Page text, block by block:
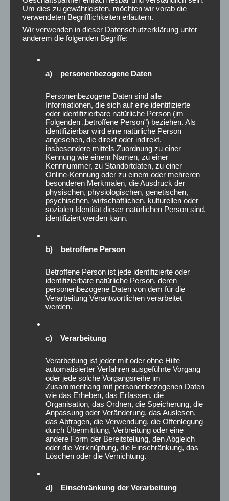
AKTUELLES
navigation
Neue Rückenschule nach KddR
– Rückengesundheit
biopsychosozial gedacht 🎯
Autogenes Training –
mentales Training für Fokus,
Ruhe und Selbstregulation 🧘
August 2026
April 2026
März 2026
Januar 2026
Dezember 2025
Oktober 2025
September 2025
August 2025
April 2025
März 2025
Februar 2025
Januar 2025
Dezember 2024
Um dies zu gewährleisten, möchten wir vorab die
verwendeten Begrifflichkeiten erläutern.
Wir verwenden in dieser Datenschutzerklärung unter
anderem die folgenden Begriffe:
a) personenbezogene Daten
Personenbezogene Daten sind alle
Informationen, die sich auf eine identifizierte
oder identifizierbare natürliche Person (im
Folgenden „betroffene Person") beziehen. Als
identifizierbar wird eine natürliche Person
angesehen, die direkt oder indirekt,
insbesondere mittels Zuordnung zu einer
Kennung wie einem Namen, zu einer
Kennnummer, zu Standortdaten, zu einer
Online-Kennung oder zu einem oder mehreren
besonderen Merkmalen, die Ausdruck der
physischen, physiologischen, genetischen,
psychischen, wirtschaftlichen, kulturellen oder
sozialen Identität dieser natürlichen Person sind,
identifiziert werden kann.
b) betroffene Person
Betroffene Person ist jede identifizierte oder
identifizierbare natürliche Person, deren
personenbezogene Daten von dem für die
Verarbeitung Verantwortlichen verarbeitet
werden.
c) Verarbeitung
Verarbeitung ist jeder mit oder ohne Hilfe
automatisierter Verfahren ausgeführte Vorgang
oder jede solche Vorgangsreihe im
Zusammenhang mit personenbezogenen Daten
wie das Erheben, das Erfassen, die
Organisation, das Ordnen, die Speicherung, die
Anpassung oder Veränderung, das Auslesen,
das Abfragen, die Verwendung, die Offenlegung
durch Übermittlung, Verbreitung oder eine
andere Form der Bereitstellung, den Abgleich
oder die Verknüpfung, die Einschränkung, das
Löschen oder die Vernichtung.
d) Einschränkung der Verarbeitung